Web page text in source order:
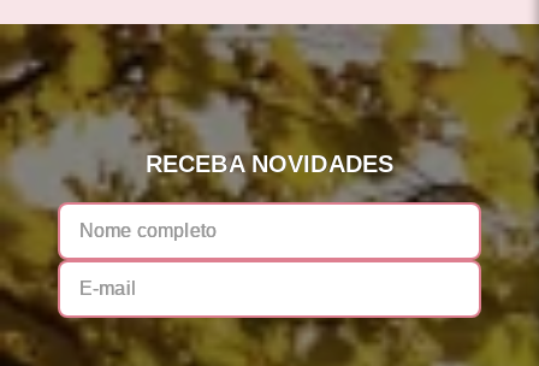
RECEBA NOVIDADES